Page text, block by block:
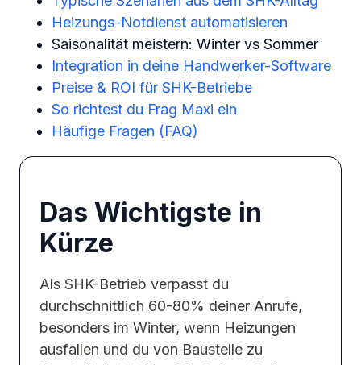
Heizungs-Notdienst automatisieren
Saisonalität meistern: Winter vs Sommer
Integration in deine Handwerker-Software
Preise & ROI für SHK-Betriebe
So richtest du Frag Maxi ein
Häufige Fragen (FAQ)
Das Wichtigste in
Kürze
Als SHK-Betrieb verpasst du
durchschnittlich 60-80% deiner Anrufe,
besonders im Winter, wenn Heizungen
ausfallen und du von Baustelle zu